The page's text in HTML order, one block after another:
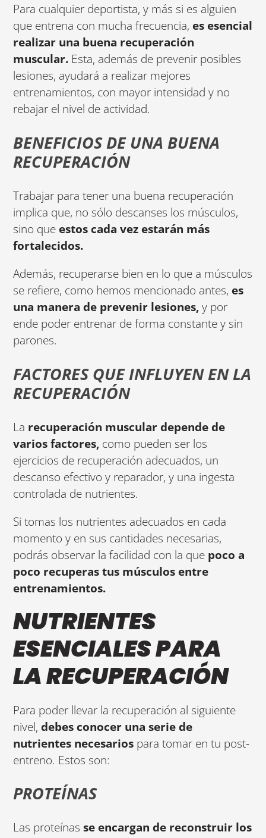
Para cualquier deportista, y más si es alguien
que entrena con mucha frecuencia, es esencial
realizar una buena recuperación
muscular. Esta, además de prevenir posibles
lesiones, ayudará a realizar mejores
entrenamientos, con mayor intensidad y no
rebajar el nivel de actividad.
BENEFICIOS DE UNA BUENA
RECUPERACIÓN
Trabajar para tener una buena recuperación
implica que, no sólo descanses los músculos,
sino que estos cada vez estarán más
fortalecidos.
Además, recuperarse bien en lo que a músculos
se refiere, como hemos mencionado antes, es
una manera de prevenir lesiones,y por
ende poder entrenar de forma constante y sin
parones.
FACTORES QUE INFLUYEN EN LA
RECUPERACIÓN
La recuperación muscular depende de
varios factores, como pueden ser los
ejercicios de recuperación adecuados, un
descanso efectivo y reparador, y una ingesta
controlada de nutrientes.
Si tomas los nutrientes adecuados en cada
momento y en sus cantidades necesarias,
podrás observar la facilidad con la que poco a
poco recuperas tus músculos entre
entrenamientos.
NUTRIENTES
ESENCIALES PARA
LA RECUPERACIÓN
Para poder llevar la recuperación al siguiente
nivel,debes conocer una serie de
nutrientes necesarios para tomar en tu post-
entreno. Estos son:
PROTEÍNAS
Las proteínasse encargan de reconstruir los